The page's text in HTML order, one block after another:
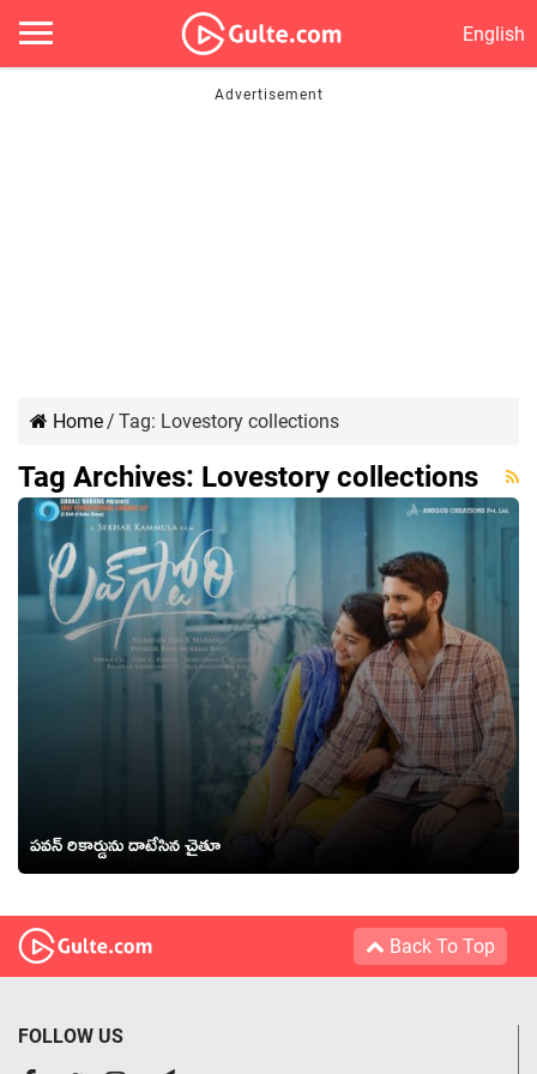
English
Home/ Tag: Lovestory collections
Tag Archives: Lovestory collections
ప‌వ‌న్ రికార్డును దాటేసిన చైతూ
Back To Top
FOLLOW US